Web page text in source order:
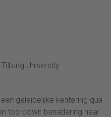
University
geleidelijke kentering qua
top-down benadering naar